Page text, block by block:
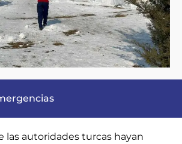
las autoridades turcas hayan